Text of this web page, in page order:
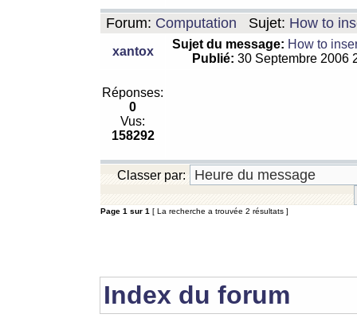
Forum: Computation Sujet: How to
xantox
Sujet du message: How to
Publié: 30 Septembre 2006
Réponses:
0
Vus:
158292
Classer par:
Page 1 sur 1 [ La recherche a trouvée 2 résultats ]
Index du forum